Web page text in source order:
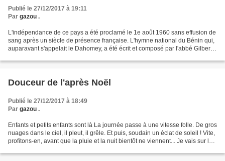
Publié le 27/12/2017 à 19:11
Par gazou .
L'indépendance de ce pays a été proclamé le 1e août 1960 sans effusion de
sang après un siècle de présence française. L'hymne national du Bénin qui,
auparavant s'appelait le Dahomey, a été écrit et composé par l'abbé Gilbert
Douceur de l'après Noël
Publié le 27/12/2017 à 18:49
Par gazou .
Enfants et petits enfants sont là La journée passe à une vitesse folle. De gros
nuages dans le ciel, il pleut, il grêle. Et puis, soudain un éclat de soleil ! Vite,
profitons-en, avant que la pluie et la nuit bientôt ne viennent... Je vais sur le